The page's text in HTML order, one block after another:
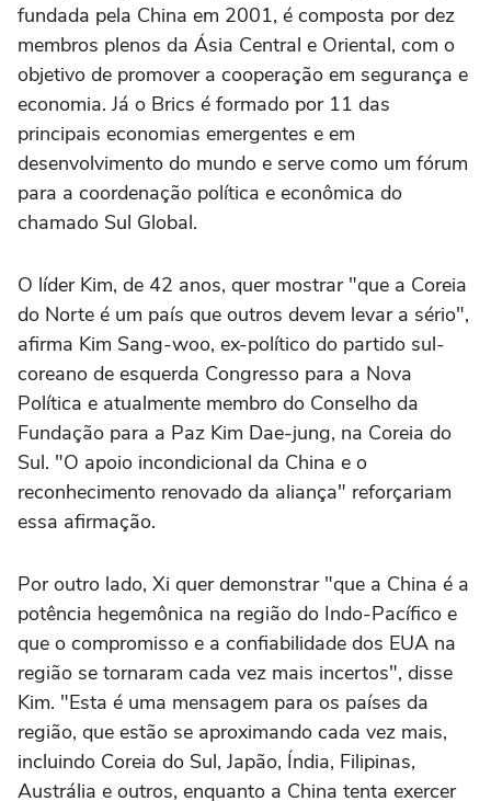
fundada pela China em 2001, é composta por dez
membros plenos da Ásia Central e Oriental, com o
objetivo de promover a cooperação em segurança e
economia. Já o Brics é formado por 11 das
principais economias emergentes e em
desenvolvimento do mundo e serve como um fórum
para a coordenação política e econômica do
chamado Sul Global.
O líder Kim, de 42 anos, quer mostrar "que a Coreia
do Norte é um país que outros devem levar a sério",
afirma Kim Sang-woo, ex-político do partido sul-
coreano de esquerda Congresso para a Nova
Política e atualmente membro do Conselho da
Fundação para a Paz Kim Dae-jung, na Coreia do
Sul. "O apoio incondicional da China e o
reconhecimento renovado da aliança" reforçariam
essa afirmação.
Por outro lado, Xi quer demonstrar "que a China é a
potência hegemônica na região do Indo-Pacífico e
que o compromisso e a confiabilidade dos EUA na
região se tornaram cada vez mais incertos", disse
Kim. "Esta é uma mensagem para os países da
região, que estão se aproximando cada vez mais,
incluindo Coreia do Sul, Japão, Índia, Filipinas,
Austrália e outros, enquanto a China tenta exercer